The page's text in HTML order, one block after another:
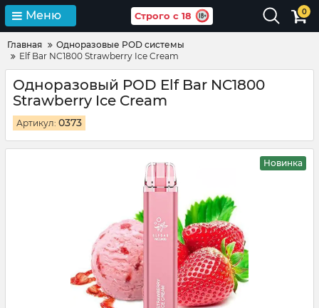
Меню Строго с 18 0
Главная
Одноразовые POD системы
Elf Bar NC1800 Strawberry Ice Cream
Одноразовый POD Elf Bar NC1800
Strawberry Ice Cream
Артикул: 0373
Новинка